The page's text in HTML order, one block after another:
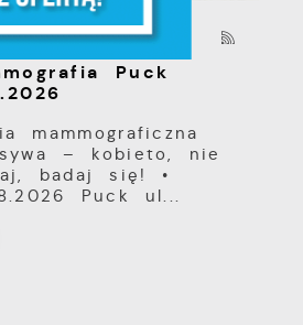
- 08 - 2026
Puck
mammograficzna
– kobieto, nie
badaj się! •
Puck ul...